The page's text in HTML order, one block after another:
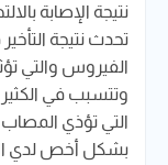
نتيجة الإصابة
تحدث نتيجة
الفيروس والتي
وتتسبب في
التي تؤذي
بشكل أخص لدي